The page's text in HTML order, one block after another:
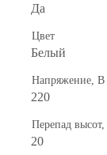
Да
Цвет
Белый
Напряжение, В
220
Перепад
20